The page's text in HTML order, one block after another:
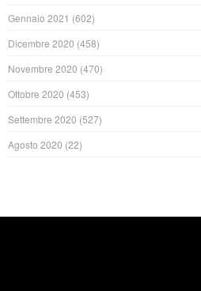
Gennaio 2021 (602)
Dicembre 2020 (458)
Novembre 2020 (470)
Ottobre 2020 (453)
Settembre 2020 (527)
Agosto 2020 (22)